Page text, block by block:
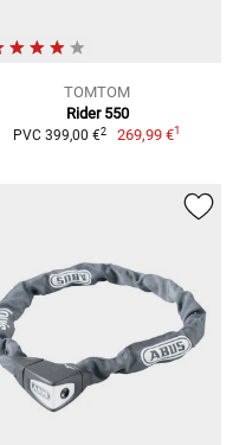
TOMTOM
Rider 550
PVC 399,00 €2 269,99 €1